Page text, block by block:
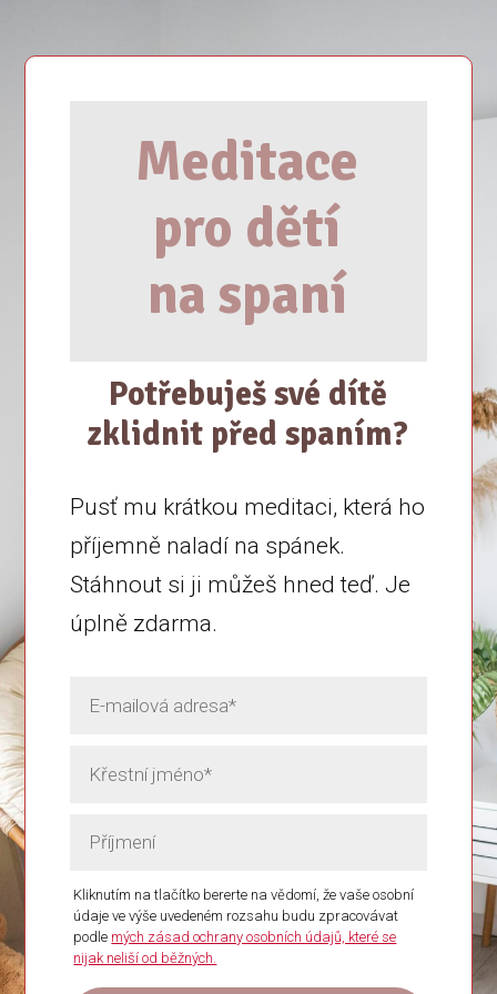
Meditace
pro dětí
na spaní
Potřebuješ své dítě
zklidnit před spaním?
Pusť mu krátkou meditaci, která ho
příjemně naladí na spánek.
Stáhnout si ji můžeš hned teď. Je
úplně zdarma.
Kliknutím na tlačítko bererte na vědomí, že vaše osobní
údaje ve výše uvedeném rozsahu budu zpracovávat
podle mých zásad ochrany osobních údajů, které se
nijak neliší od běžných.